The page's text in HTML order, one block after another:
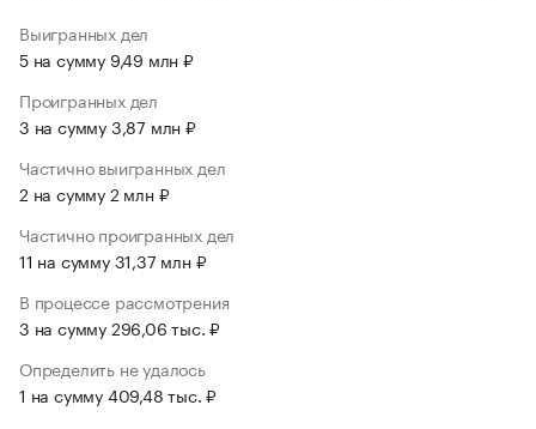
Выигранных дел
5 на сумму 9,49 млн ₽
Проигранных дел
3 на сумму 3,87 млн ₽
Частично выигранных дел
2 на сумму 2 млн ₽
Частично проигранных дел
11 на сумму 31,37 млн ₽
В процессе рассмотрения
3 на сумму 296,06 тыс. ₽
Определить не удалось
1 на сумму 409,48 тыс. ₽